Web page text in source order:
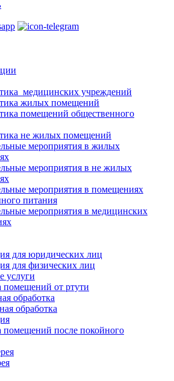
медицинских учреждений
жилых помещений
помещений общественного
не жилых помещений
мероприятия в жилых
мероприятия в не жилых
мероприятия в помещениях
питания
мероприятия в медицинских
для юридических лиц
для физических лиц
услуги
помещений от ртути
обработка
обработка
помещений после покойного